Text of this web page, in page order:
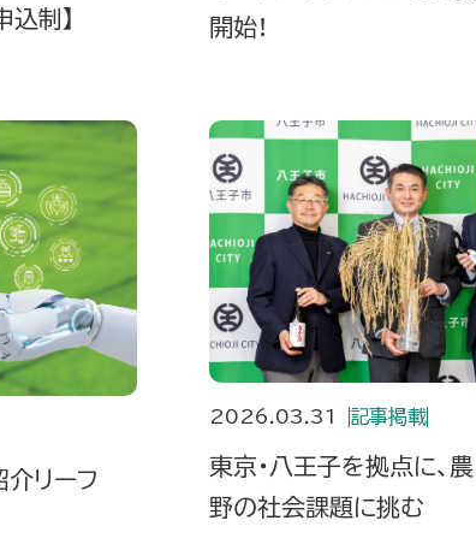
制】
開始！
介リーフ
2026.03.31 記事掲載
東京・八王子を拠点に、農
野の社会課題に挑む